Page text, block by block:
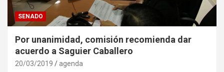
SENADO
Por unanimidad, comisión recomienda dar
acuerdo a Saguier Caballero
20/03/2019 agenda